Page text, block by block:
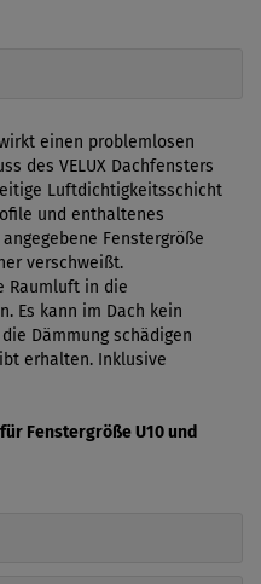
einen problemlosen
des VELUX Dachfensters
Luftdichtigkeitsschicht
und enthaltenes
Fenstergröße
verschweißt.
Raumluft in die
Es kann im Dach kein
Dämmung schädigen
erhalten. Inklusive
Fenstergröße U10 und